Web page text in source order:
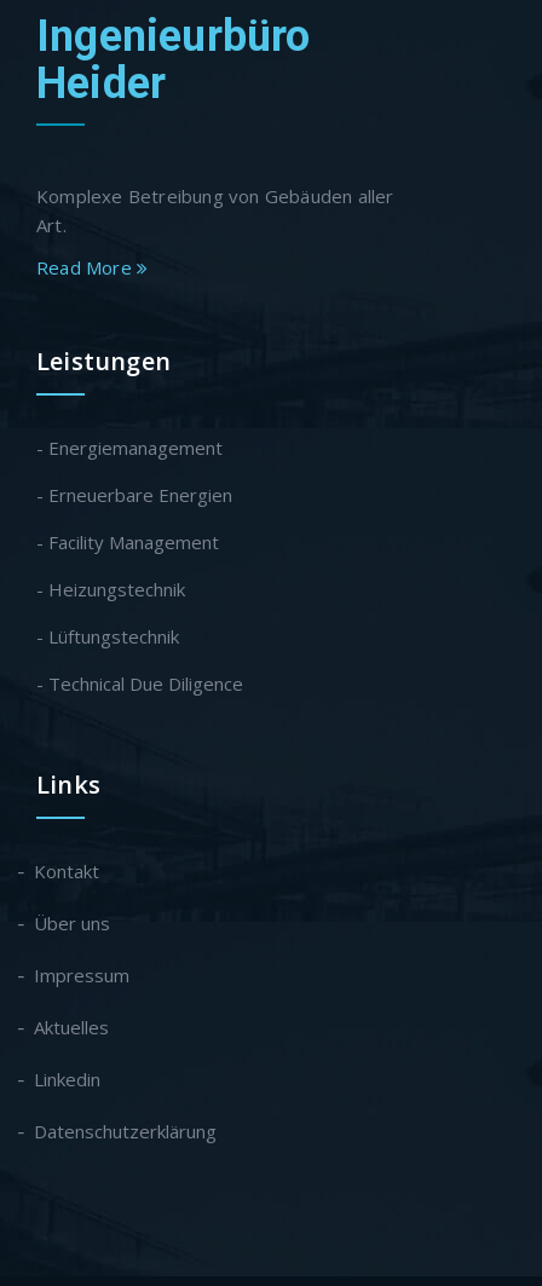
Ingenieurbüro
Heider
Komplexe Betreibung von Gebäuden aller
Art.
Read More
Leistungen
- Energiemanagement
- Erneuerbare Energien
- Facility Management
- Heizungstechnik
- Lüftungstechnik
- Technical Due Diligence
Links
Kontakt
Über uns
Impressum
Aktuelles
Linkedin
Datenschutzerklärung